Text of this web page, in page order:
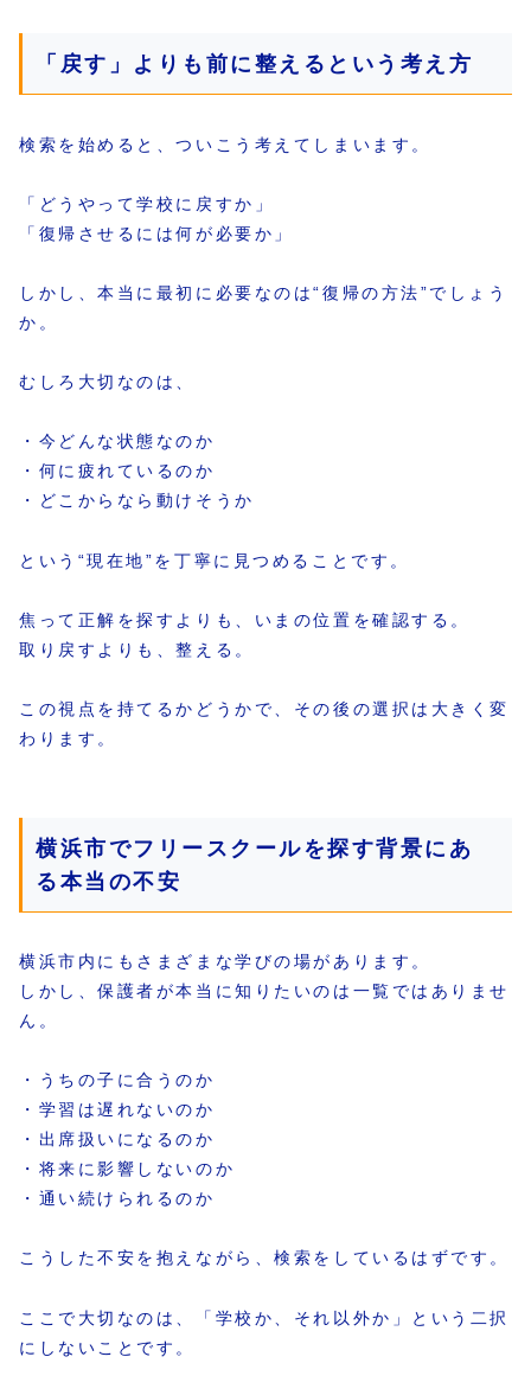
「戻す」よりも前に整えるという考え方
検索を始めると、ついこう考えてしまいます。
「どうやって学校に戻すか」
「復帰させるには何が必要か」
しかし、本当に最初に必要なのは“復帰の方法”でしょう
か。
むしろ大切なのは、
・今どんな状態なのか
・何に疲れているのか
・どこからなら動けそうか
という“現在地”を丁寧に見つめることです。
焦って正解を探すよりも、いまの位置を確認する。
取り戻すよりも、整える。
この視点を持てるかどうかで、その後の選択は大きく変
わります。
横浜市でフリースクールを探す背景にあ
る本当の不安
横浜市内にもさまざまな学びの場があります。
しかし、保護者が本当に知りたいのは一覧ではありませ
ん。
・うちの子に合うのか
・学習は遅れないのか
・出席扱いになるのか
・将来に影響しないのか
・通い続けられるのか
こうした不安を抱えながら、検索をしているはずです。
ここで大切なのは、「学校か、それ以外か」という二択
にしないことです。